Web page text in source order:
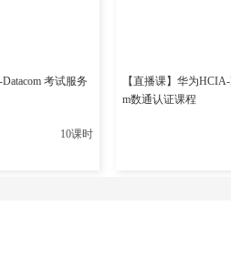
考试服务
10课时
【直播课】华为HCIA-
m数通认证课程